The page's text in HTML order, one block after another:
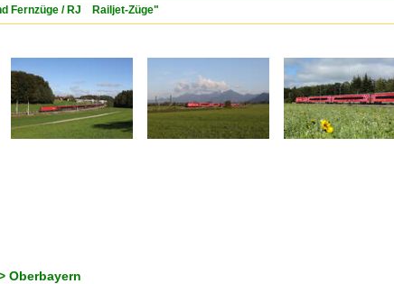
Fernzüge / RJ Railjet-Züge"
Oberbayern